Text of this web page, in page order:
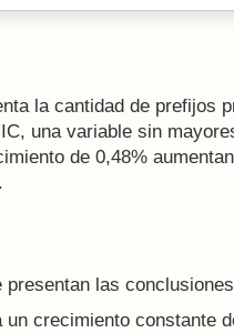
la cantidad de prefijos
una variable sin
de 0,48%
presentan las
crecimiento constante